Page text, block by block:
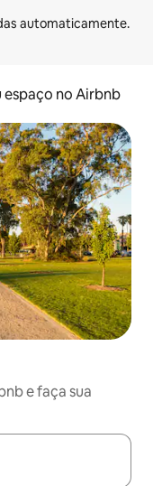
espaço no Airbnb
e faça sua
explore-os